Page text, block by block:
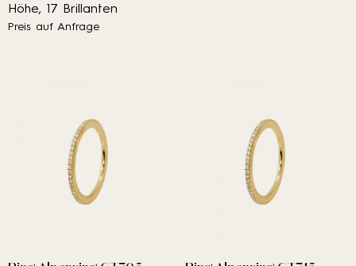
Höhe, 17 Brillanten
Preis auf Anfrage